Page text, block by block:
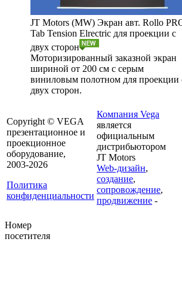
JT Motors (MW) Экран авт. Rollo
Tab Tension Elrectric для проекции с
двух сторон
Моторизированный заказной экран
шириной от 200 см с серым
виниловым полотном для проекции
двух сторон.
Copyright © VEGA
презентационное и
проекционное
оборудование,
2003-2026
Политика
конфиденциальности
Компания Vega
является
официальным
дистрибьютором
JT Motors
Web-дизайн,
создание,
сопровождение,
продвижение -
Номер
посетителя